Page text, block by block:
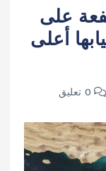
على
أعلى
0 تعليق